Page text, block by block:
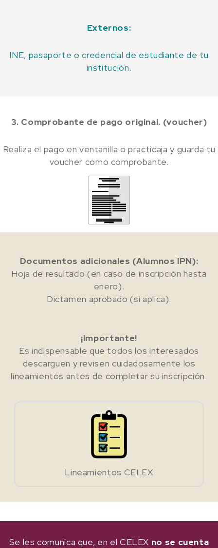
Externos:
INE, pasaporte o credencial de estudiante de tu
institución.
3. Comprobante de pago original. (voucher)
Realiza el pago en ventanilla o practicaja y guarda tu
voucher como comprobante.
Documentos adicionales (Alumnos IPN):
Hoja de resultado (en caso de inscripción hasta
enero).
Dictamen aprobado (si aplica).
¡Importante!
Es indispensable que todos los interesados
descarguen y revisen cuidadosamente los
lineamientos antes de completar su inscripción.
Lineamientos CELEX
Se les comunica que, en el CELEX no se cuenta